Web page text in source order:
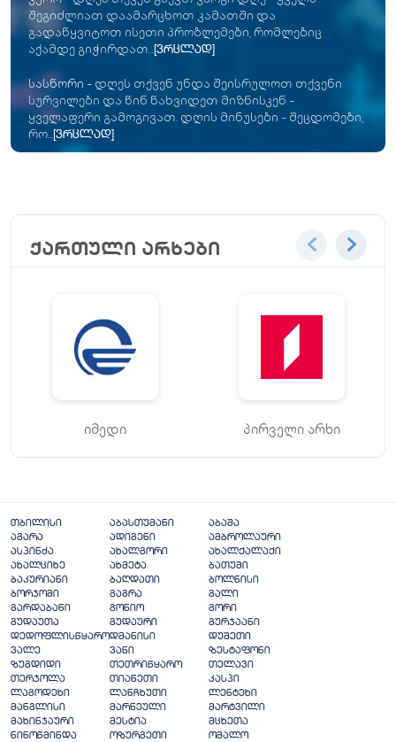
შეგიძლიათ დაამარცხოთ კამათში და
გადაწყვიტოთ ისეთი პრობლემები, რომლებიც
აქამდე გიჭირდათ... [ვრცლად]
სასწორი - დღეს თქვენ უნდა შეისრულოთ თქვენი
სურვილები და წინ წახვიდეთ მიზნისკენ -
ყველაფერი გამოგივათ. დღის მინუსები - შეცდომები,
რო... [ვრცლად]
ქართული არხები
იმედი პირველი არხი
თბილისი აბასთუმანი
აბაშა
აგარა
ადიგენი
ამბროლაური
ასპინძა
ახალგორი
ახალქალაქი
ახალციხე
ახმეტა
ბათუმი
ბაკურიანი
ბაღდათი
ბოლნისი
ბორჯომი
გაგრა
გალი
გარდაბანი
გონიო
გორი
გუდაუთა
გუდაური
გურჯაანი
დედოფლისწყაროდმანისი
დუშეთი
ვალე
ვანი
ზესტაფონი
ზუგდიდი
თეთრიწყარო
თელავი
თერჯოლა
თიანეთი
კასპი
ლაგოდეხი
ლანჩხუთი
ლენტეხი
მანგლისი
მარნეული
მარტვილი
მახინჯაური
მესტია
მცხეთა
ნინოწმინდა
ოზურგეთი
ომალო